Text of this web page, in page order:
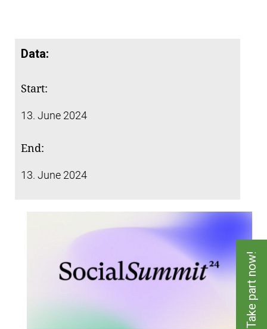
Data:
Start:
13. June 2024
End:
13. June 2024
Take part now!